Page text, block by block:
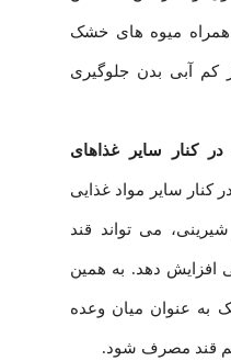
میوه های خشک
کم آبی بدن جلوگیری
کنار سایر غذاهای
سایر مواد غذایی
شیرینی، می تواند قند
افزایش دهد. به همین
به عنوان میان وعده
کم قند مصرف شود.